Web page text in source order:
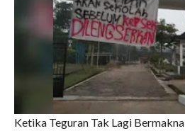
Ketika Teguran Tak Lagi Bermakna